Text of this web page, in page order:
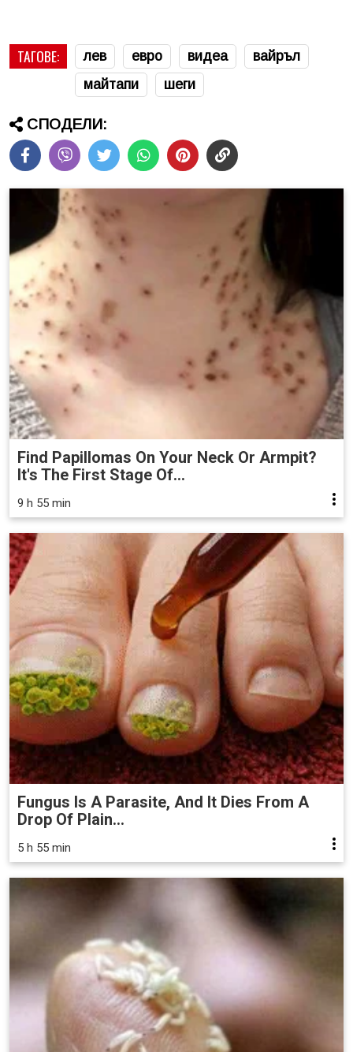
ТАГОВЕ: лев евро видеа
вайръл
майтапи
шеги
СПОДЕЛИ:
Find Papillomas On Your Neck Or Armpit?
It's The First Stage Of...
9 h 55 min
Fungus Is A Parasite, And It Dies From A
Drop Of Plain...
5 h 55 min